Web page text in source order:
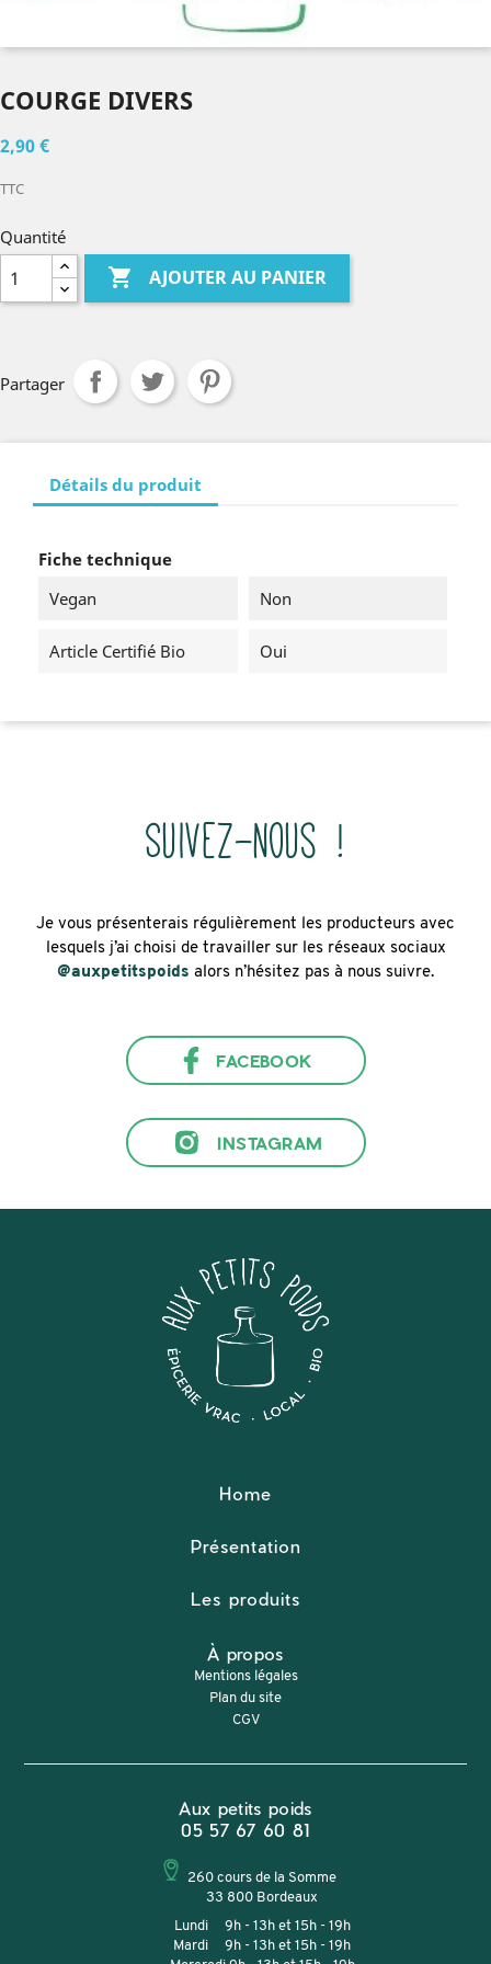
COURGE DIVERS
2,90 €
TTC
Quantité
 AJOUTER AU PANIER
Partager
Détails du produit
Fiche technique
Vegan
Non
Article Certifié Bio Oui
Suivez-nous !
Je vous présenterais régulièrement les producteurs avec
lesquels j’ai choisi de travailler sur les réseaux sociaux
@auxpetitspoids alors n’hésitez pas à nous suivre.
FACEBOOK
INSTAGRAM
Home
Présentation
Les produits
À propos
Mentions légales
Plan du site
CGV
Aux petits poids
05 57 67 60 81
260 cours de la Somme
33 800 Bordeaux
Lundi 9h - 13h et 15h - 19h
Mardi 9h - 13h et 15h - 19h